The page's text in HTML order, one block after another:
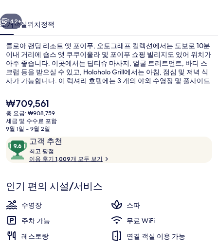
트
앳
포
이
푸,
오
토
그
래
렉
션
의
사
다음
142+
소개객실위치정책
콜로아 랜딩 리조트 앳 포이푸, 오토그래프 컬렉션에서는 도보로 10분
이내 거리에 숍스 앳 쿠쿠이울라 및 포이푸 쇼핑 빌리지도 있어 위치가
아주 좋습니다. 이곳에서는 딥티슈 마사지, 얼굴 트리트먼트, 바디 스
크럽 등을 받으실 수 있고, Holoholo Grill에서는 아침, 점심 및 저녁 식
사가 가능합니다. 이 럭셔리 호텔에는 3 개의 야외 수영장 및 풀사이드
레인지도 마련되어 있어 편리함을 더합니다. 많은 분들이 이곳의 수영
장 및 친절한 고객 서비스에 굉장히 만족했습니다.
현
재
가
격
₩709,561
₩709,561
총 요금: ₩908,759
세금 및 수수료 포함
9월 1일 ~ 9월 2일
이
용
후
고객 추천
10
점
만
중
9.6
점,
객
추
최고 평점
고
점
이용 후기 1,009개 모두 보기
인기 편의 시설/서비스
수영장
스파
주차 가능
무료 WiFi
레스토랑
연결 객실 이용 가능